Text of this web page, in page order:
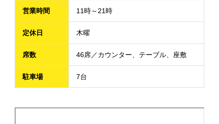
営業時間 11時～21時
定休日 木曜
席数 46席／カウンター、テーブル、座敷
駐車場 7台